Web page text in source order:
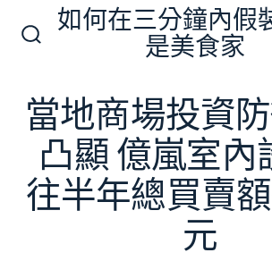
切
換
開
關
如何在三分鐘內假
是美食家
當地商場投資
凸顯 億嵐室內
往半年總買賣
元